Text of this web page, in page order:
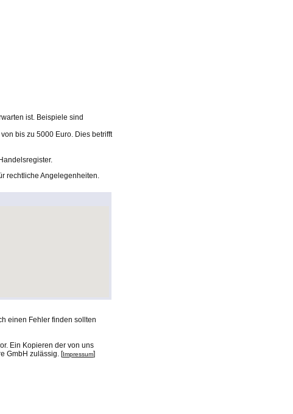
ist. Beispiele sind
bis zu 5000 Euro. Dies betrifft
rechtliche Angelegenheiten.
einen Fehler finden sollten
Ein Kopieren der von uns
GmbH zulässig. [Impressum]